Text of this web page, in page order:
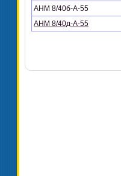
АНМ 8/40б-А-55
АНМ 8/40д-А-55